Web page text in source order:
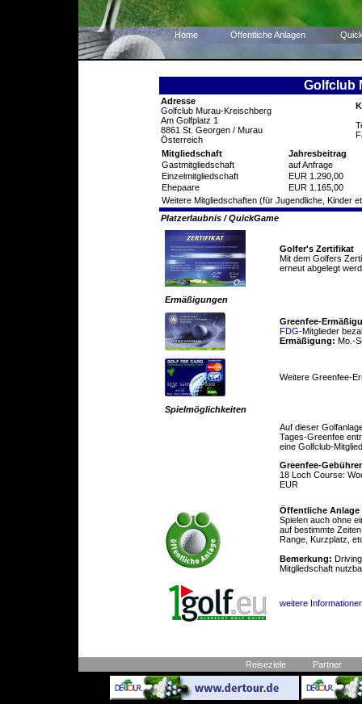
Home Öffentliche Anlagen
Golfclub
Adresse
Golfclub Murau-Kreischberg
Am Golfplatz 1
8861 St. Georgen / Murau
Österreich
Mitgliedschaft
Jahresbeitrag
Gastmitgliedschaft
auf Anfrage
Einzelmitgliedschaft
EUR 1.290,00
Ehepaare
EUR 1.165,00
Weitere Mitgliedschaften (für Jugendliche, Kinder
Platzerlaubnis / QuickGame
Golfer's Zertifikat
Mit dem Golfers
erneut abgelegt
Ermäßigungen
Greenfee-
FDG-Mitglieder
Ermäßigung: Mo.-
Weitere Greenfee-
Spielmöglichkeiten
Auf dieser
Tages-Greenfee
eine Golfclub-
Greenfee-
18 Loch Course:
EUR
Öffentliche Anlage
Spielen auch ohne
auf bestimmte
Range, Kurzplatz,
Bemerkung:
Mitgliedschaft
weitere
Reiseziele Partner